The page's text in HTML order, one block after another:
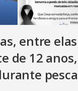
entre
de 12